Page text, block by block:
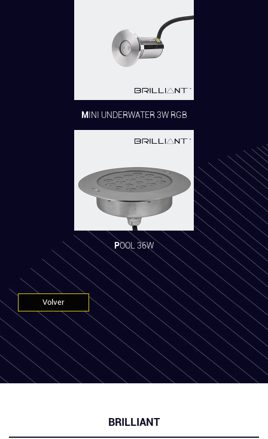
MINI UNDERWATER 3W RGB
POOL 36W
Volver
BRILLIANT